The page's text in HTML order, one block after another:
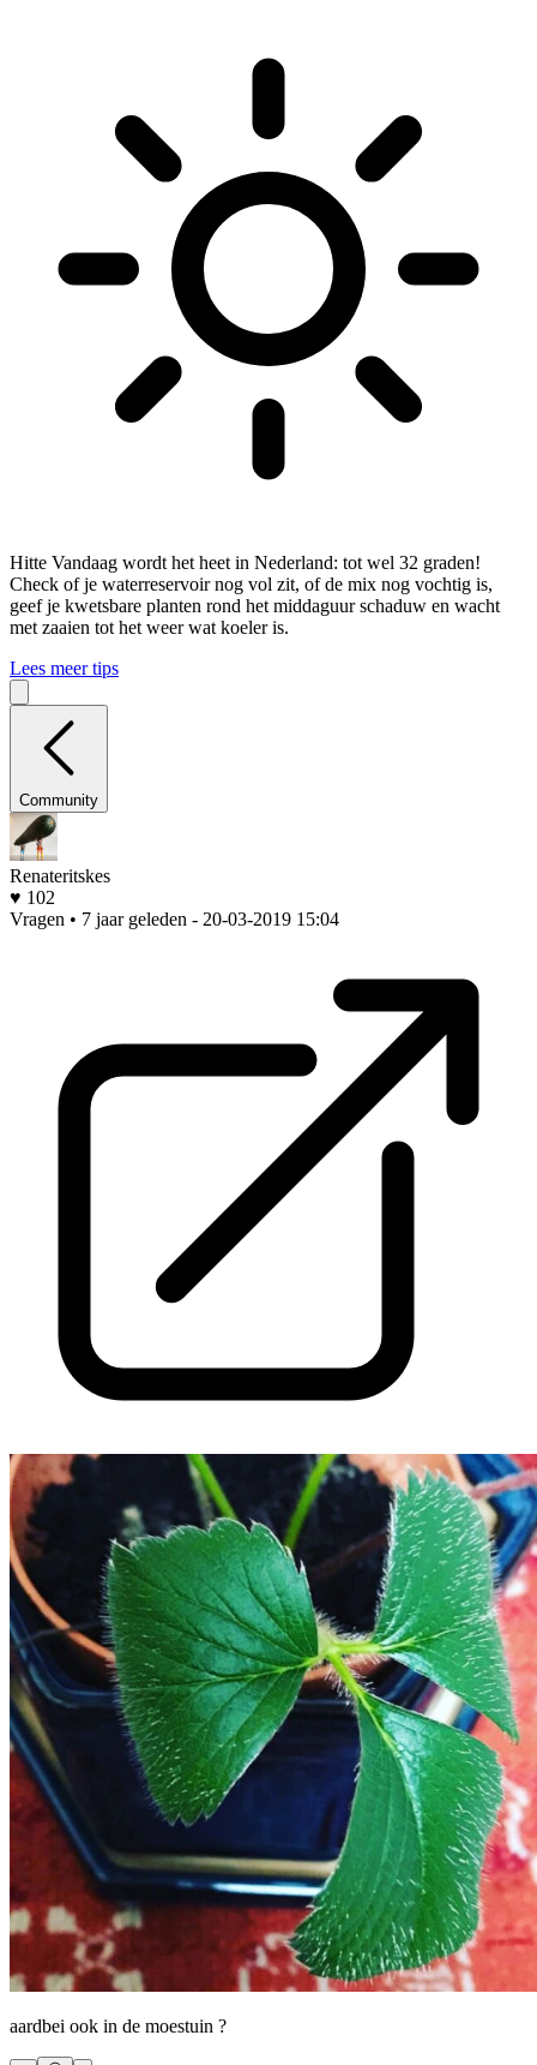
Hitte Vandaag wordt het heet in Nederland: tot wel 32 graden!
Check of je waterreservoir nog vol zit, of de mix nog vochtig is,
geef je kwetsbare planten rond het middaguur schaduw en wacht
met zaaien tot het weer wat koeler is.
Lees meer tips
Community
Renateritskes
♥ 102
Vragen • 7 jaar geleden - 20-03-2019 15:04
aardbei ook in de moestuin ?